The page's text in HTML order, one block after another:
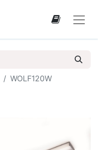
WOLF120W